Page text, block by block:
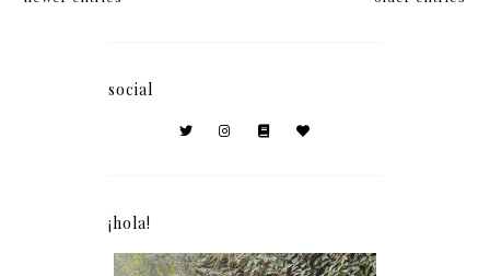
social
¡hola!